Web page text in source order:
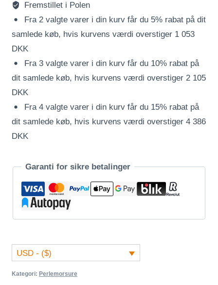
Fremstillet i Polen
Fra 2 valgte varer i din kurv får du 5% rabat på dit
samlede køb, hvis kurvens værdi overstiger 1 053
DKK
Fra 3 valgte varer i din kurv får du 10% rabat på
dit samlede køb, hvis kurvens værdi overstiger 2 105
DKK
Fra 4 valgte varer i din kurv får du 15% rabat på
dit samlede køb, hvis kurvens værdi overstiger 4 386
DKK
Garanti for sikre betalinger
USD - ($)
Kategori: Perlemorsure